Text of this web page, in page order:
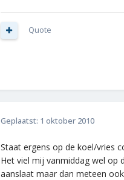
Quote
Geplaatst: 1 oktober 2010
Staat ergens op de koel/vries
Het viel mij vanmiddag wel op
aanslaat maar dan meteen